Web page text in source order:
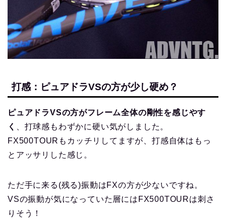
打感：ピュアドラVSの方が少し硬め？
ピュアドラVSの方がフレーム全体の剛性を感じやす
く 、打球感もわずかに硬い気がしました。
FX500TOURもカッチリしてますが、打感自体はもっ
とアッサリした感じ。
ただ手に来る(残る)振動はFXの方が少ないですね。
VSの振動が気になっていた層にはFX500TOURは刺さ
りそう！